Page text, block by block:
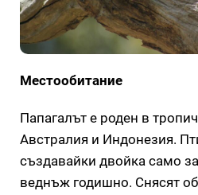
Местообитание
Папагалът е роден в
Австралия и Индонезия.
създавайки двойка само
веднъж годишно. Снясят